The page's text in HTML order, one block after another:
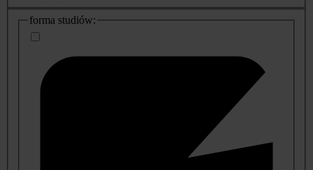
dodatkowe
informacje
forma studiów: